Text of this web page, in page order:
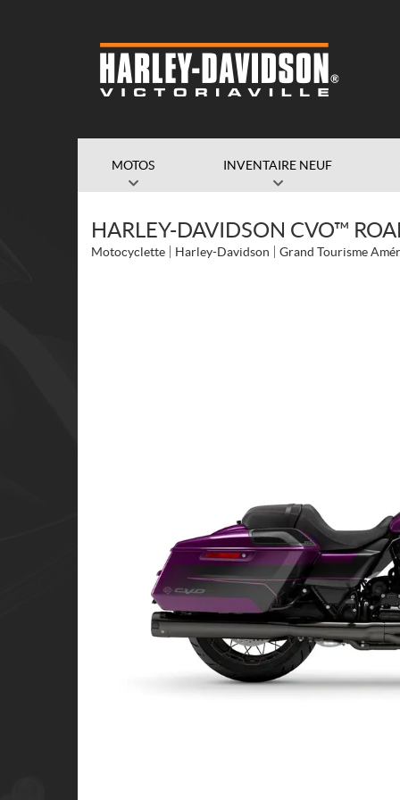
MOTOS INVENTAIRE NEUF
HARLEY-DAVIDSON CVO™
Motocyclette Harley-Davidson Grand Tourisme